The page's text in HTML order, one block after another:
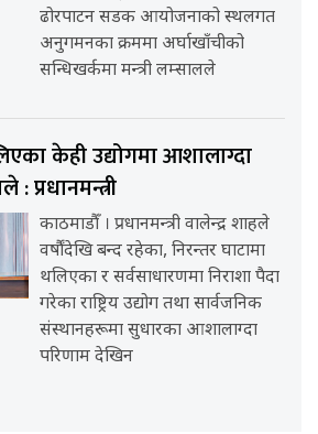
ढोरपाटन सडक आयोजनाको स्थलगत
अनुगमनका क्रममा अर्घाखाँचीको
सन्धिखर्कमा मन्त्री लम्सालले
केही उद्योगमा आशालाग्दा
प्रधानमन्त्री
काठमाडौँ । प्रधानमन्त्री वालेन्द्र शाहले
वर्षौंदेखि बन्द रहेका, निरन्तर घाटामा
थलिएका र सर्वसाधारणमा निराशा पैदा
गरेका राष्ट्रिय उद्योग तथा सार्वजनिक
संस्थानहरूमा सुधारका आशालाग्दा
परिणाम देखिन